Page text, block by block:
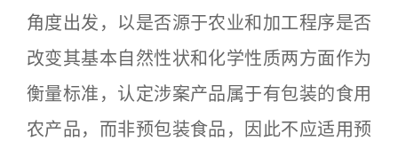
角度出发，以是否源于农业和加工程序是否
改变其基本自然性状和化学性质两方面作为
衡量标准，认定涉案产品属于有包装的食用
农产品，而非预包装食品，因此不应适用预